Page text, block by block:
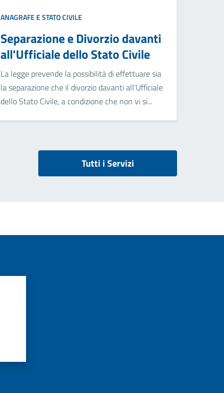
ANAGRAFE E STATO CIVILE
Separazione e Divorzio davanti
all'Ufficiale dello Stato Civile
La legge prevende la possibilità di effettuare sia
la separazione che il divorzio davanti all'Ufficiale
dello Stato Civile, a condizione che non vi si...
Tutti i Servizi